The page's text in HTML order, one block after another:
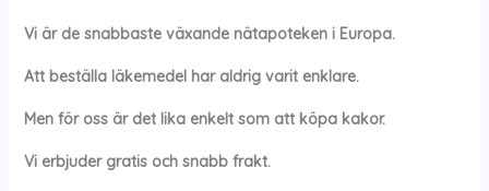
Vi är de snabbaste växande nätapoteken i Europa.
Att beställa läkemedel har aldrig varit enklare.
Men för oss är det lika enkelt som att köpa kakor.
Vi erbjuder gratis och snabb frakt.